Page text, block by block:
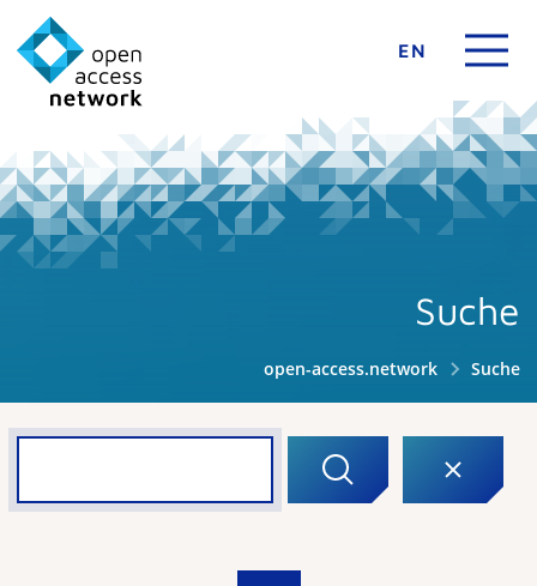
EN
Suche
open-access.network Suche